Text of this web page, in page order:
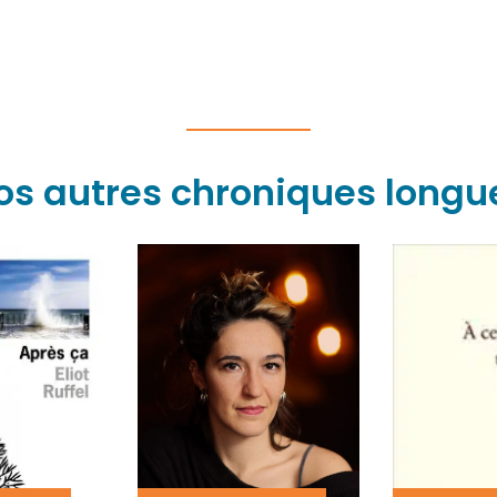
autres chroniques